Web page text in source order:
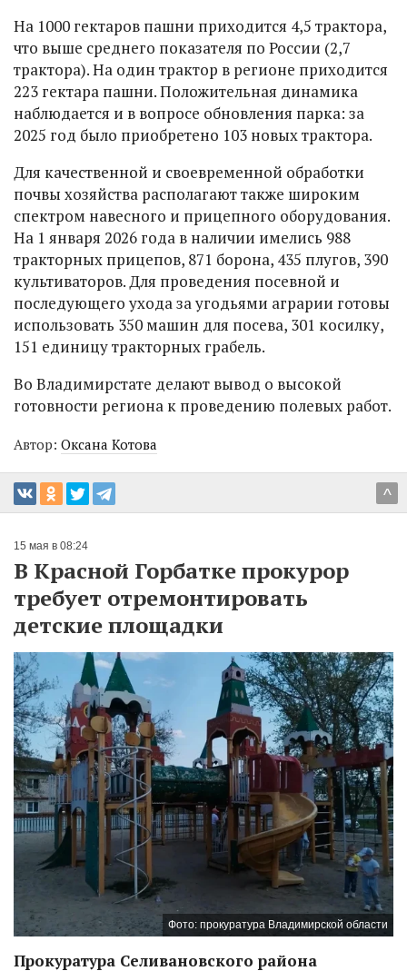
На 1000 гектаров пашни приходится 4,5 трактора,
что выше среднего показателя по России (2,7
трактора). На один трактор в регионе приходится
223 гектара пашни. Положительная динамика
наблюдается и в вопросе обновления парка: за
2025 год было приобретено 103 новых трактора.
Для качественной и своевременной обработки
почвы хозяйства располагают также широким
спектром навесного и прицепного оборудования.
На 1 января 2026 года в наличии имелись 988
тракторных прицепов, 871 борона, 435 плугов, 390
культиваторов. Для проведения посевной и
последующего ухода за угодьями аграрии готовы
использовать 350 машин для посева, 301 косилку,
151 единицу тракторных грабель.
Во Владимирстате делают вывод о высокой
готовности региона к проведению полевых работ.
Автор: Оксана Котова
^
15 мая в 08:24
В Красной Горбатке прокурор
требует отремонтировать
детские площадки
Фото: прокуратура Владимирской области
Прокуратура Селивановского района